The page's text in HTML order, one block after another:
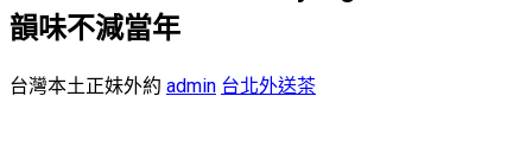
韻味不減當年
台灣本土正妹外約 admin 台北外送茶